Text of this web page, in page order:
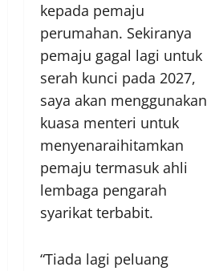
kepada pemaju
perumahan. Sekiranya
pemaju gagal lagi untuk
serah kunci pada 2027,
saya akan menggunakan
kuasa menteri untuk
menyenaraihitamkan
pemaju termasuk ahli
lembaga pengarah
syarikat terbabit.
“Tiada lagi peluang